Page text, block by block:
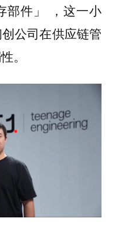
部件」 ，这一小
公司在供应链管
。